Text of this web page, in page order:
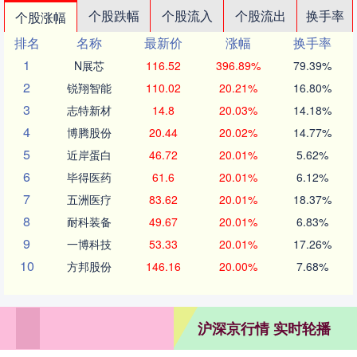
个股涨幅 个股跌幅 个股流入 个股流出
换手率
排名
名称 最新价 涨幅
换手率
1
N展芯 116.52 396.89% 79.39%
2 锐翔智能 110.02 20.21% 16.80%
3 志特新材 14.8 20.03% 14.18%
4 博腾股份 20.44 20.02% 14.77%
5 近岸蛋白 46.72 20.01% 5.62%
6 毕得医药 61.6 20.01% 6.12%
7 五洲医疗 83.62 20.01% 18.37%
8 耐科装备 49.67 20.01% 6.83%
9 一博科技 53.33 20.01% 17.26%
10 方邦股份 146.16 20.00% 7.68%
沪深京行情 实时轮播